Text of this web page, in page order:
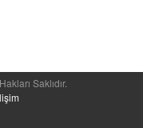
Saklıdır.